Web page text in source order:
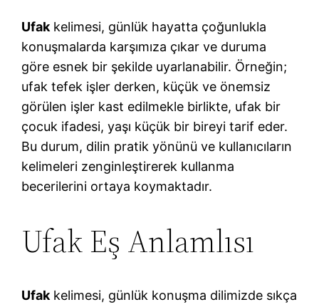
Ufakkelimesi, günlük hayatta çoğunlukla
konuşmalarda karşımıza çıkar ve duruma
göre esnek bir şekilde uyarlanabilir. Örneğin;
ufak tefek işler derken, küçük ve önemsiz
görülen işler kast edilmekle birlikte, ufak bir
çocuk ifadesi, yaşı küçük bir bireyi tarif eder.
Bu durum, dilin pratik yönünü ve kullanıcıların
kelimeleri zenginleştirerek kullanma
becerilerini ortaya koymaktadır.
Ufak Eş Anlamlısı
Ufakkelimesi, günlük konuşma dilimizde sıkça